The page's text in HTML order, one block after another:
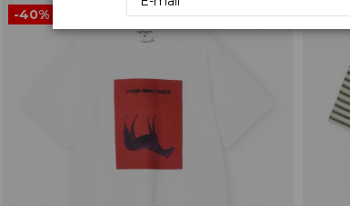
ORGÂNICO
-40% -40%